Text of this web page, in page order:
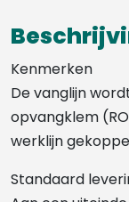
Kenmerken
De vanglijn
opvangklem
werklijn
Standaard